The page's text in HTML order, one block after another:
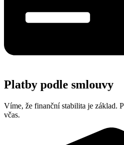
Platby podle smlouvy
Víme, že finanční stabilita je základ.
včas.